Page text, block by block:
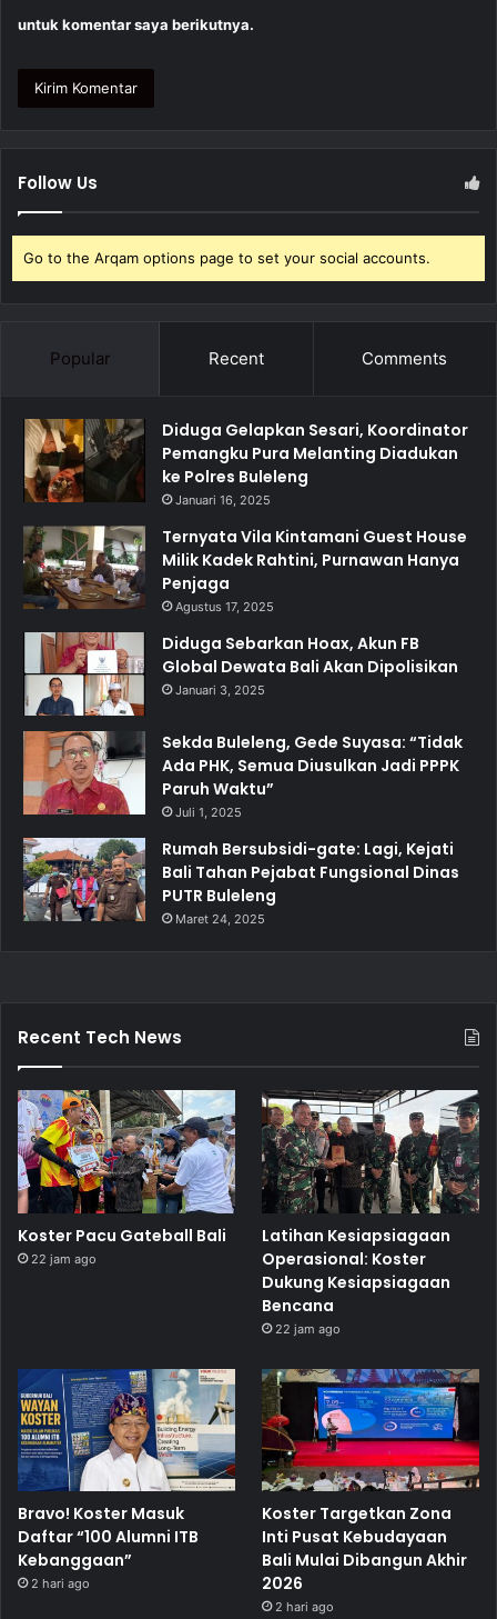
untuk komentar saya berikutnya.
Follow Us
Go to the Arqam options page to set your social accounts.
Popular Recent Comments
Diduga Gelapkan Sesari, Koordinator
Pemangku Pura Melanting Diadukan
ke Polres Buleleng
Januari 16, 2025
Ternyata Vila Kintamani Guest House
Milik Kadek Rahtini, Purnawan Hanya
Penjaga
Agustus 17, 2025
Diduga Sebarkan Hoax, Akun FB
Global Dewata Bali Akan Dipolisikan
Januari 3, 2025
Sekda Buleleng, Gede Suyasa: “Tidak
Ada PHK, Semua Diusulkan Jadi PPPK
Paruh Waktu”
Juli 1, 2025
Rumah Bersubsidi-gate: Lagi, Kejati
Bali Tahan Pejabat Fungsional Dinas
PUTR Buleleng
Maret 24, 2025
Recent Tech News
Koster Pacu Gateball Bali
22 jam ago
Latihan Kesiapsiagaan
Operasional: Koster
Dukung Kesiapsiagaan
Bencana
22 jam ago
Bravo! Koster Masuk
Daftar “100 Alumni ITB
Kebanggaan”
2 hari ago
Koster Targetkan Zona
Inti Pusat Kebudayaan
Bali Mulai Dibangun Akhir
2026
2 hari ago